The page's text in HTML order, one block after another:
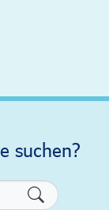
suchen?